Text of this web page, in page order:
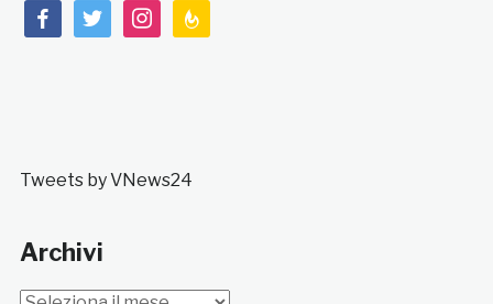
facebooktwitterinstagramfeedburner
Tweets by VNews24
Archivi